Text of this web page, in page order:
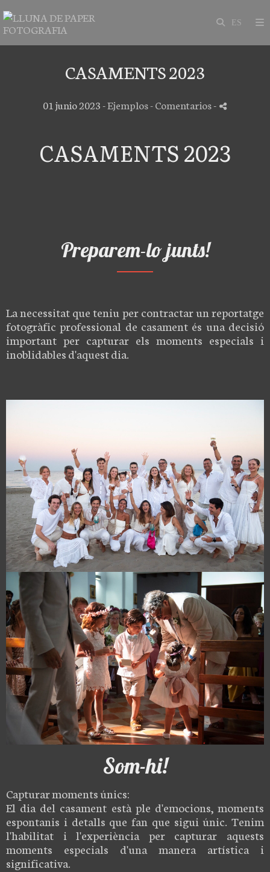
CASAMENTS 2023
01 junio 2023 -Ejemplos- Comentarios-
CASAMENTS 2023
Preparem-lo junts!
La necessitat que teniu per contractar un reportatge
fotogràfic professional de casament és una decisió
important per capturar els moments especials i
inoblidables d'aquest dia.
Som-hi!
Capturar moments únics:
El dia del casament està ple d'emocions, moments
espontanis i detalls que fan que sigui únic. Tenim
l'habilitat i l'experiència per capturar aquests
moments especials d'una manera artística i
significativa.